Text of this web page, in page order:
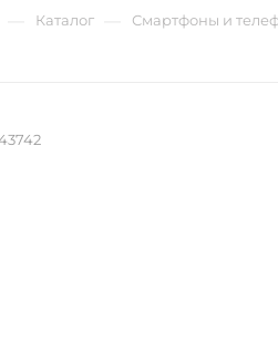
Каталог Смартфоны и